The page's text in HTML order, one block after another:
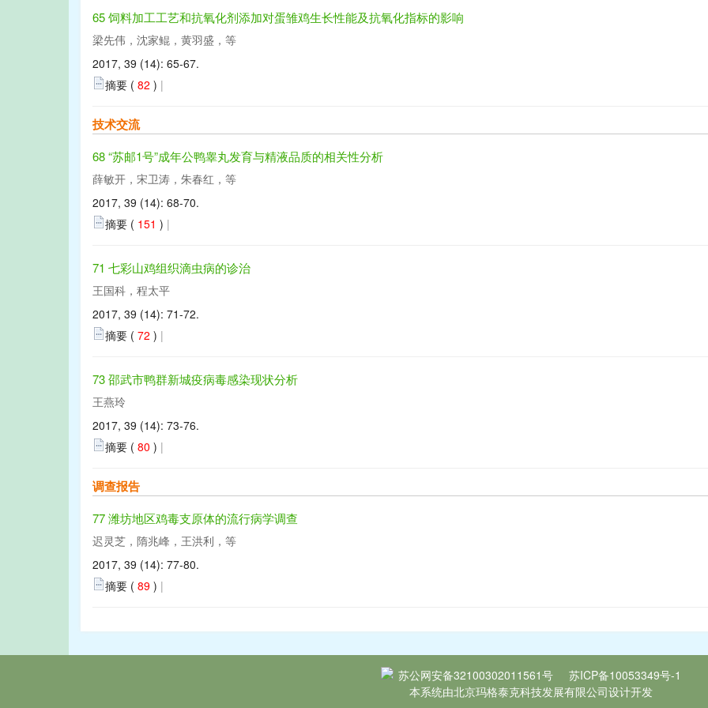
65 饲料加工工艺和抗氧化剂添加对蛋雏鸡生长性能及抗氧化指标的影响
梁先伟，沈家鲲，黄羽盛，等
2017, 39 (14): 65-67.
摘要 ( 82 ) |
技术交流
68 “苏邮1号”成年公鸭睾丸发育与精液品质的相关性分析
薛敏开，宋卫涛，朱春红，等
2017, 39 (14): 68-70.
摘要 ( 151 ) |
71 七彩山鸡组织滴虫病的诊治
王国科，程太平
2017, 39 (14): 71-72.
摘要 ( 72 ) |
73 邵武市鸭群新城疫病毒感染现状分析
王燕玲
2017, 39 (14): 73-76.
摘要 ( 80 ) |
调查报告
77 潍坊地区鸡毒支原体的流行病学调查
迟灵芝，隋兆峰，王洪利，等
2017, 39 (14): 77-80.
摘要 ( 89 ) |
苏公网安备32100302011561号
苏ICP备10053349号-1
本系统由北京玛格泰克科技发展有限公司设计开发